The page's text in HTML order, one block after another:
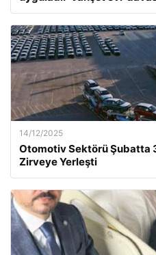
14/12/2025
Otomotiv Sektörü Şubatta
Zirveye Yerleşti